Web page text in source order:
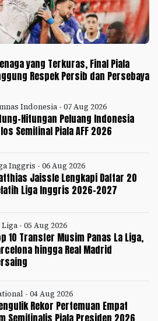
yang Terkuras, Final Piala
Respek Persib dan Persebaya
Indonesia - 07 Aug 2026
Hitungan Peluang Indonesia
Semifinal Piala AFF 2026
Inggris - 06 Aug 2026
Jaissle Lengkapi Daftar 20
Liga Inggris 2026-2027
Liga - 05 Aug 2026
10 Transfer Musim Panas La Liga,
hingga Real Madrid
- 04 Aug 2026
Rekor Pertemuan Empat
Semifinalis Piala Presiden 2026